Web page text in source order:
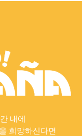
내에
희망하신다면